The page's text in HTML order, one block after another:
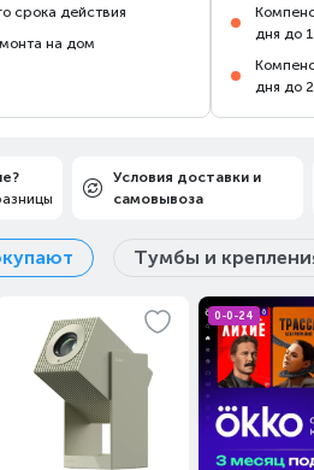
срока действия
на дом
дня до
дня до
Условия доставки и
самовывоза
Тумбы и
0-0-24